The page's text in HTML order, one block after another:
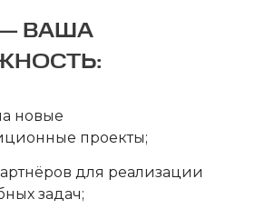
ВАША
для реализации
задач;
новые
проекты;